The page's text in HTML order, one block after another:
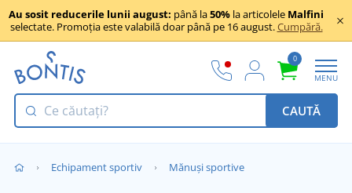
Au sosit reducerile lunii august: până la50% la articolele Malfini
selectate. Promoția este valabilă doar până pe 16 august.Cumpără.
0
MENU
CAUTĂ
Echipament sportiv Mănuși sportive